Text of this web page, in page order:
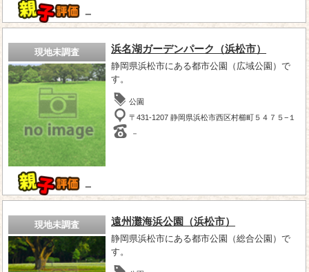
－
現地未調査
－
浜名湖ガーデンパーク（浜松市）
静岡県浜松市にある都市公園（広域公園）で
す。
公園
〒431-1207 静岡県浜松市西区村櫛町５４７５−１
－
現地未調査 遠州灘海浜公園（浜松市）
静岡県浜松市にある都市公園（総合公園）で
す。